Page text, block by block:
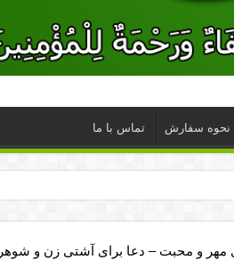
نحوه سفارش تماس با ما
مهر و محبت – دعا برای آشتی زن و شوهر